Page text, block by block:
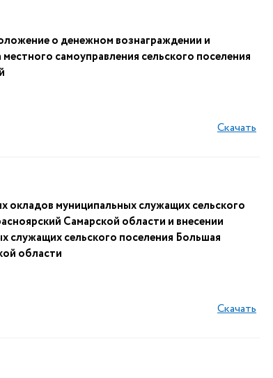
о денежном вознаграждении и
самоуправления сельского поселения
Скачать
муниципальных служащих сельского
Самарской области и внесении
служащих сельского поселения Большая
области
Скачать